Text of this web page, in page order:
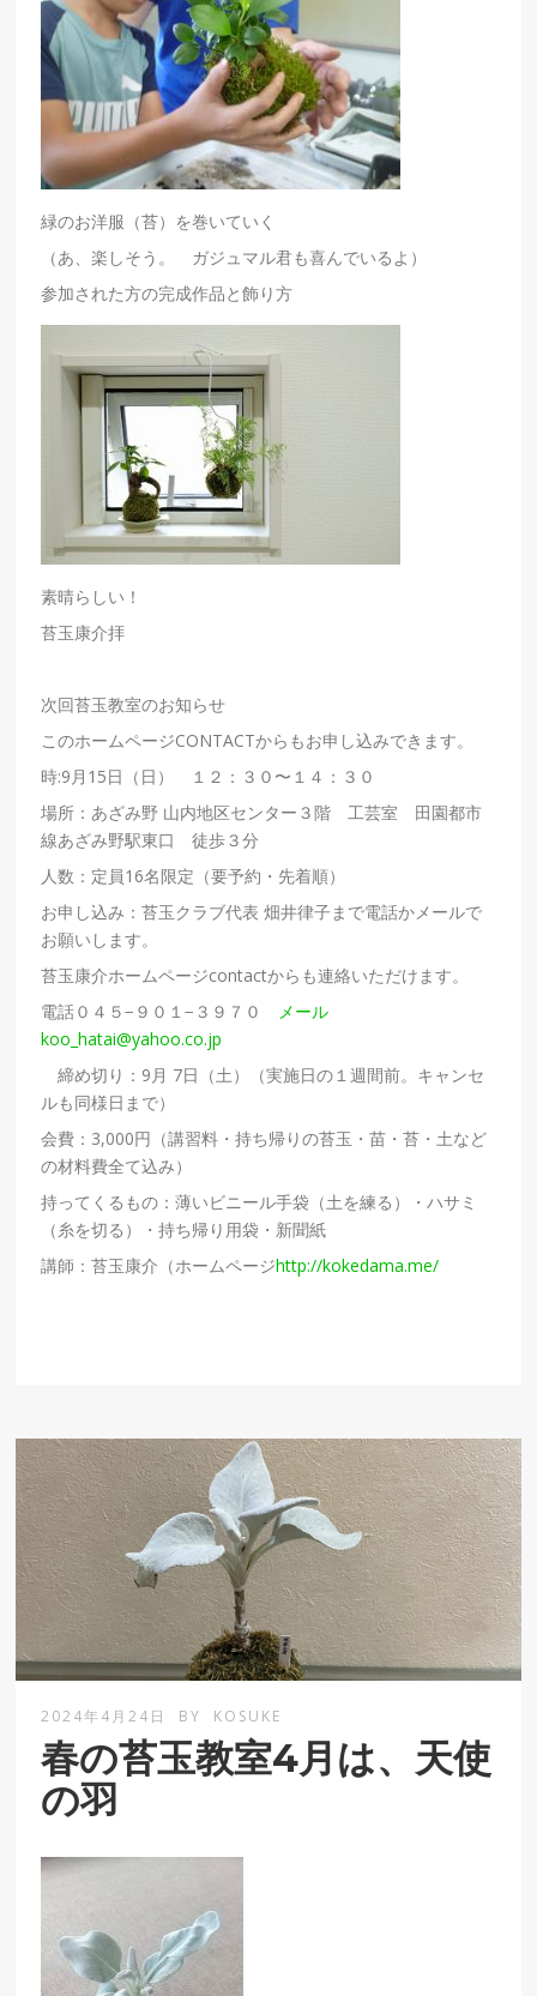
緑のお洋服（苔）を巻いていく
（あ、楽しそう。 ガジュマル君も喜んでいるよ）
参加された方の完成作品と飾り方
素晴らしい！
苔玉康介拝
次回苔玉教室のお知らせ
このホームページCONTACTからもお申し込みできます。
時:9月15日（日） １２：３０〜１４：３０
場所：あざみ野 山内地区センター３階 工芸室 田園都市
線あざみ野駅東口 徒歩３分
人数：定員16名限定（要予約・先着順）
お申し込み：苔玉クラブ代表 畑井律子まで電話かメールで
お願いします。
苔玉康介ホームページcontactからも連絡いただけます。
電話０４５−９０１−３９７０
メール
koo_hatai@yahoo.co.jp
締め切り：9月 7日（土）（実施日の１週間前。キャンセ
ルも同様日まで）
会費：3,000円（講習料・持ち帰りの苔玉・苗・苔・土など
の材料費全て込み）
持ってくるもの：薄いビニール手袋（土を練る）・ハサミ
（糸を切る）・持ち帰り用袋・新聞紙
講師：苔玉康介（ホームページhttp://kokedama.me/
2024年4月24日 BY KOSUKE
春の苔玉教室4月は、天使
の羽